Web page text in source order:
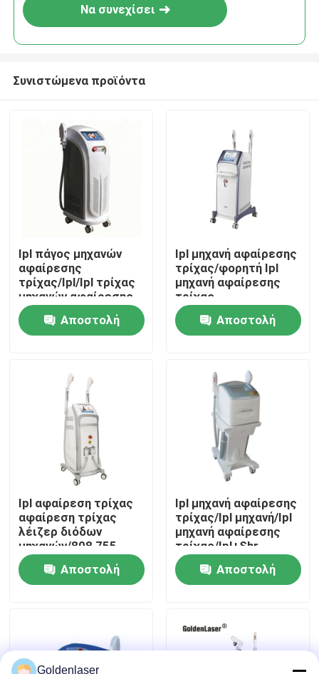
Σπίτι
Προϊόντα
Εμφάνιση VR
Περίπου εμείς
Γύρος εργοστασίων
Ποιοτικός έλεγχος
Μας ελάτε σε επαφή με
Ζητήστε ένα απόσπασμα
Να συνεχίσει
Συνιστώμενα προϊόντα
Ipl πάγος μηχανών
αφαίρεσης
τρίχας/Ipl/Ipl τρίχας
μηχανών αφαίρεσης
δροσερός
Αποστολή
Ipl μηχανή αφαίρεσης
τρίχας/φορητή Ipl
μηχανή αφαίρεσης
τρίχας
Αποστολή
Ipl αφαίρεση τρίχας
αφαίρεση τρίχας
λέιζερ διόδων
μηχανών/808 755
1064nm
Αποστολή
Ipl μηχανή αφαίρεσης
τρίχας/Ipl μηχανή/Ipl
μηχανή αφαίρεσης
τρίχας/Ipl+Shr
Αποστολή
Goldenlaser